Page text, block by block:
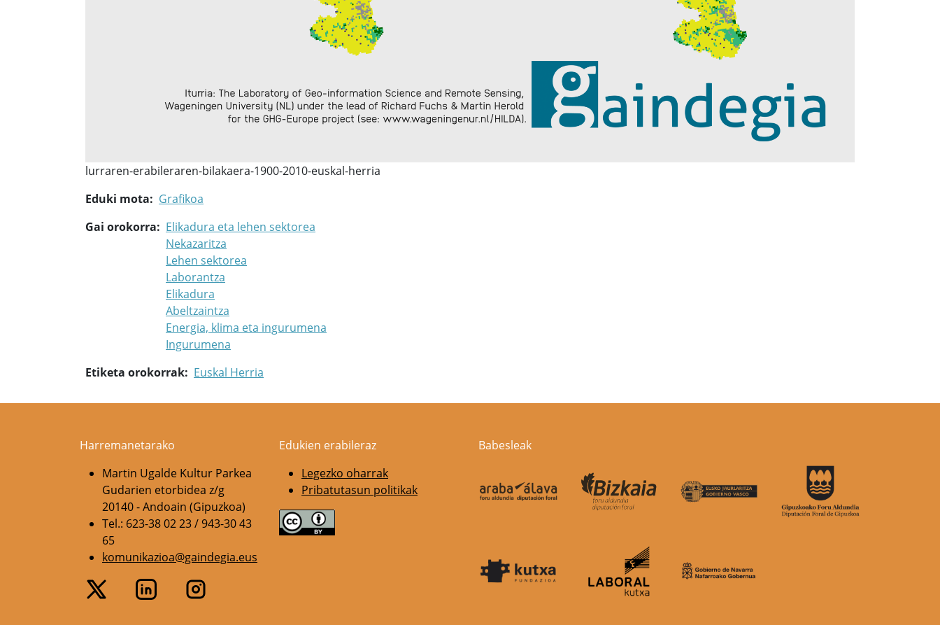
lurraren-erabileraren-bilakaera-1900-2010-euskal-herria
Eduki mota
Grafikoa
Gai orokorra
Elikadura eta lehen sektorea
Nekazaritza
Lehen sektorea
Laborantza
Elikadura
Abeltzaintza
Energia, klima eta ingurumena
Ingurumena
Etiketa orokorrak
Euskal Herria
Harremanetarako
Martin Ugalde Kultur Parkea
Gudarien etorbidea z/g
20140 - Andoain (Gipuzkoa)
Tel.: 623-38 02 23 / 943-30 43
65
komunikazioa@gaindegia.eus
Edukien erabileraz
Legezko oharrak
Pribatutasun politikak
Babesleak